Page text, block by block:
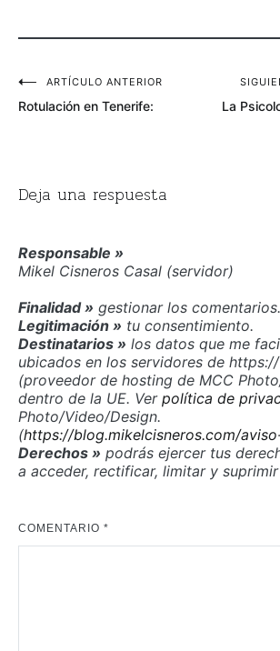
Navegación
de
ARTÍCULO ANTERIOR
Rotulación en Tenerife:
La
Deja una respuesta
Responsable »
Mikel Cisneros Casal (servidor)
Finalidad » gestionar los comentarios.
Legitimación » tu consentimiento.
Destinatarios » los datos que me
ubicados en los servidores de
(proveedor de hosting de MCC
dentro de la UE. Ver política de
Photo/Video/Design.
(https://blog.mikelcisneros.com/
Derechos » podrás ejercer tus
a acceder, rectificar, limitar y
COMENTARIO *